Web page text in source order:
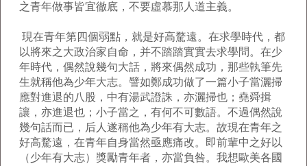
之青年做事皆宜徹底，不要虛慕那人道主義。
現在青年第四個弱點，就是好高騖遠。在求學時代，都
以將來之大政治家自命，并不踏踏實實去求學問。在少
年時代，偶然說幾句大話，將來偶然成功，那些執筆先
生就稱他為少年大志。譬如鄭成功做了一篇小子當灑掃
應對進退的八股，中有湯武證誅，亦灑掃也；堯舜揖
讓，亦進退也；小子當之，有何不可數語。不過偶然說
幾句話而已，后人遂稱他為少年有大志。故現在青年之
好高騖遠，在青年自身當然亟應痛改。即前輩中之好以
（少年有大志）獎勵青年者，亦當負咎。我想歐美各國